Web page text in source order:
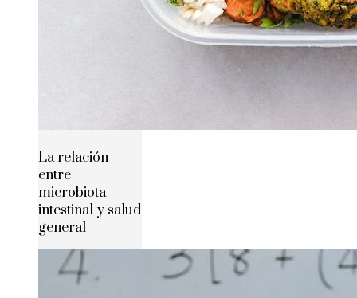
La relación
entre
microbiota
intestinal y salud
general